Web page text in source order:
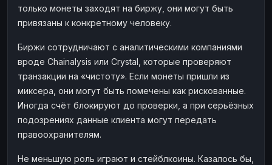
только монеты заходят на биржу, они могут быть
привязаны к конкретному человеку.
Биржи сотрудничают с аналитическими компаниями
вроде Chainalysis или Crystal, которые проверяют
транзакции на «чистоту». Если монеты пришли из
миксера, они могут быть помечены как рискованные.
Иногда счёт блокируют до проверки, а при серьёзных
подозрениях данные клиента могут передать
правоохранителям.
Не меньшую роль играют и стейблкоины. Казалось бы,